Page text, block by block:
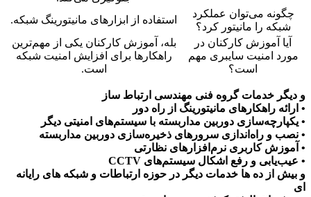
چگونه می‌توان عملکرد
شبکه را مانیتور کرد؟
استفاده از ابزارهای مانیتورینگ شبکه.
آیا آموزش کارکنان در
مورد امنیت سایبری مهم
است؟
بله، آموزش کارکنان یکی از مهم‌ترین
راهکارها برای افزایش امنیت شبکه
است.
و دیگر خدمات گروه فنی مهندسی ارتباط ساز
• ارائه راهکارهای مانیتورینگ از راه دور
• یکپارچه‌سازی دوربین مداربسته با سیستم‌های امنیتی دیگر
• نصب و راه‌اندازی سرورهای ذخیره‌سازی دوربین مداربسته
• آموزش کاربری نرم‌افزارهای نظارتی
• عیب‌یابی و رفع اشکال سیستم‌های CCTV
و بیش از ده ها خدمات دیگر در حوزه ارتباطات و شبکه های رایانه
ای